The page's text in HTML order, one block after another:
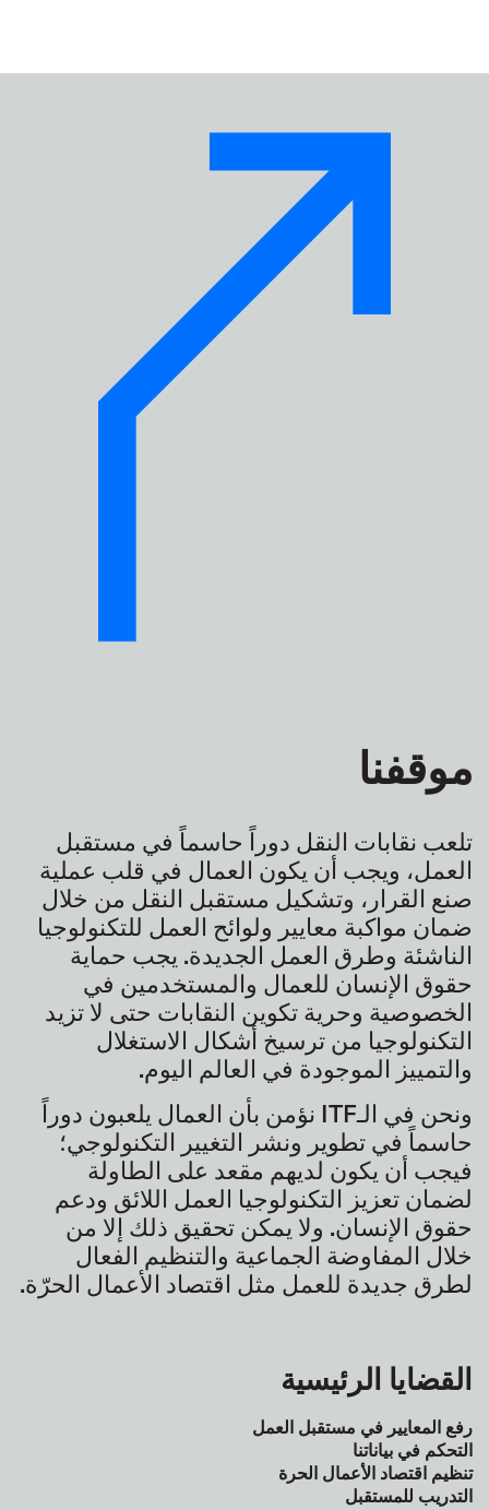
موقفنا
تلعب نقابات النقل دوراً حاسماً في مستقبل
العمل، ويجب أن يكون العمال في قلب عملية
صنع القرار، وتشكيل مستقبل النقل من خلال
ضمان مواكبة معايير ولوائح العمل للتكنولوجيا
الناشئة وطرق العمل الجديدة. يجب حماية
حقوق الإنسان للعمال والمستخدمين في
الخصوصية وحرية تكوين النقابات حتى لا تزيد
التكنولوجيا من ترسيخ أشكال الاستغلال
والتمييز الموجودة في العالم اليوم.
ونحن في الـITF نؤمن بأن العمال يلعبون دوراً
حاسماً في تطوير ونشر التغيير التكنولوجي؛
فيجب أن يكون لديهم مقعد على الطاولة
لضمان تعزيز التكنولوجيا العمل اللائق ودعم
حقوق الإنسان. ولا يمكن تحقيق ذلك إلا من
خلال المفاوضة الجماعية والتنظيم الفعال
لطرق جديدة للعمل مثل اقتصاد الأعمال الحرّة.
القضايا الرئيسية
رفع المعايير في مستقبل العمل
التحكم في بياناتنا
تنظيم اقتصاد الأعمال الحرة
التدريب للمستقبل